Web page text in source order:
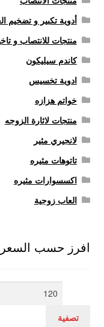
منتجات للانتصاب و
أدوية تكبير و تضخيم
منتجات للانتصاب و
كاندم سيليكون
ادوية تخسيس
خواتم هزازه
منتجات لاثارة الزوجه
لانجيري مثير
تاتوهات مثيره
اكسسوارات مثيره
العاب زوجية
افرز حسب السعر
أدنى
تصفية